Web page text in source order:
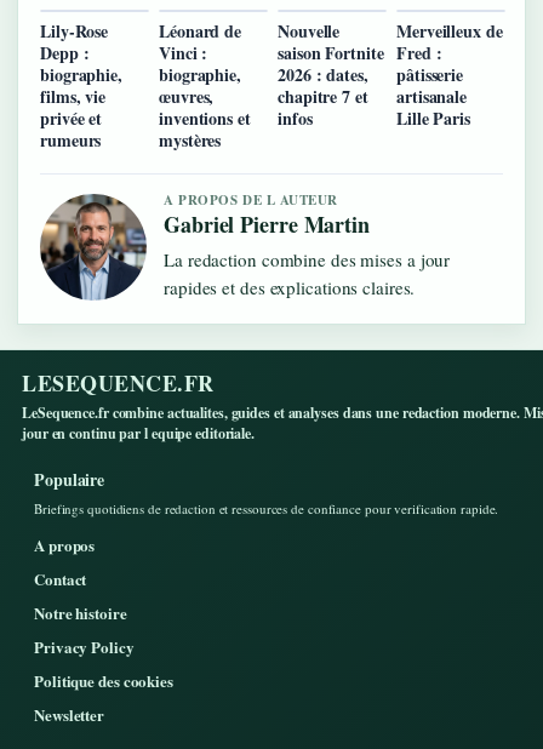
Lily-Rose
Depp :
biographie,
films, vie
privée et
rumeurs
Léonard de
Vinci :
biographie,
œuvres,
inventions et
mystères
Nouvelle
saison Fortnite
2026 : dates,
chapitre 7 et
infos
Merveilleux de
Fred :
pâtisserie
artisanale
Lille Paris
A PROPOS DE L AUTEUR
Gabriel Pierre Martin
La redaction combine des mises a jour
rapides et des explications claires.
LESEQUENCE.FR
LeSequence.fr combine actualites, guides et analyses dans une redaction moderne.
jour en continu par l equipe editoriale.
Populaire
Briefings quotidiens de redaction et ressources de confiance pour verification rapide.
A propos
Contact
Notre histoire
Privacy Policy
Politique des cookies
Newsletter